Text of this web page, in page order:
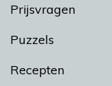
Prijsvragen
Puzzels
Recepten